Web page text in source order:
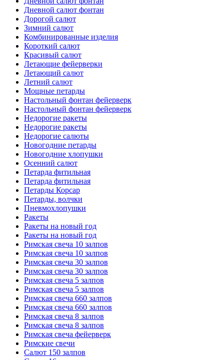
Дневной салют фонтан
Дорогой салют
Зимний салют
Комбинированные изделия
Короткий салют
Красивый салют
Летающие фейерверки
Летающий салют
Летний салют
Мощные петарды
Настольный фонтан фейерверк
Настольный фонтан фейерверк
Недорогие ракеты
Недорогие ракеты
Недорогие салюты
Новогодние петарды
Новогодние хлопушки
Осенний салют
Петарда фитильная
Петарда фитильная
Петарды Корсар
Петарды, волчки
Пневмохлопушки
Ракеты
Ракеты на новый год
Ракеты на новый год
Римская свеча 10 залпов
Римская свеча 10 залпов
Римская свеча 30 залпов
Римская свеча 30 залпов
Римская свеча 5 залпов
Римская свеча 5 залпов
Римская свеча 660 залпов
Римская свеча 660 залпов
Римская свеча 8 залпов
Римская свеча 8 залпов
Римская свеча фейерверк
Римские свечи
Салют 150 залпов